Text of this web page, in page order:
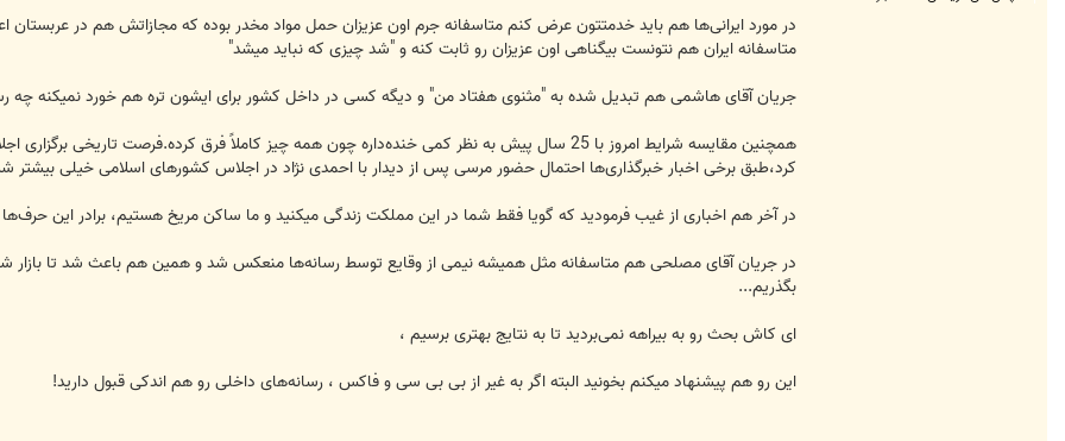
در مورد ایرانی‌ها هم باید خدمتتون عرض کنم متاسفانه جرم اون عزیزان حمل مواد مخدر بوده که مجازاتش هم در عربستان
متاسفانه ایران هم نتونست بیگناهی اون عزیزان رو ثابت کنه و "شد چیزی که نباید میشد"
جریان آقای هاشمی هم تبدیل شده به "مثنوی هفتاد من" و دیگه کسی در داخل کشور برای ایشون تره هم خورد نمیکنه چه
همچنین مقایسه شرایط امروز با 25 سال پیش به نظر کمی خنده‌داره چون همه چیز کاملاً فرق کرده.فرصت
کرد،طبق برخی اخبار خبرگذاری‌ها احتمال حضور مرسی پس از دیدار با احمدی نژاد در اجلاس کشور‌های اسلامی خیلی بیشتر
در آخر هم اخباری از غیب فرمودید که گویا فقط شما در این مملکت زندگی میکنید و ما ساکن مریخ هستیم، برادر این
در جریان آقای مصلحی هم متاسفانه مثل همیشه نیمی از وقایع توسط رسانه‌ها منعکس شد و همین هم باعث شد تا بازار
بگذریم...
ای کاش بحث رو به بیراهه نمی‌بردید تا به نتایج بهتری برسیم ،
این رو هم پیشنهاد میکنم بخونید البته اگر به غیر از بی بی سی و فاکس ، رسانه‌های داخلی رو هم اندکی قبول دارید!